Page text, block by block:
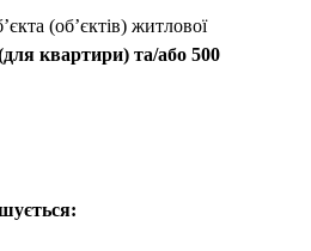
(об’єктів) житлової
квартири) та/або 500